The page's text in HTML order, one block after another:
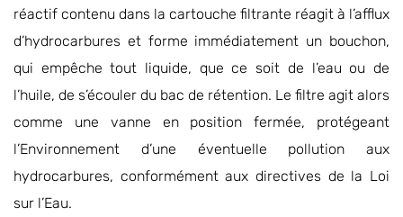
réactif contenu dans la cartouche filtrante réagit à l’afflux
d’hydrocarbures et forme immédiatement un bouchon,
qui empêche tout liquide, que ce soit de l’eau ou de
l’huile, de s’écouler du bac de rétention. Le filtre agit alors
comme une vanne en position fermée, protégeant
l’Environnement d’une éventuelle pollution aux
hydrocarbures, conformément aux directives de la Loi
sur l’Eau.